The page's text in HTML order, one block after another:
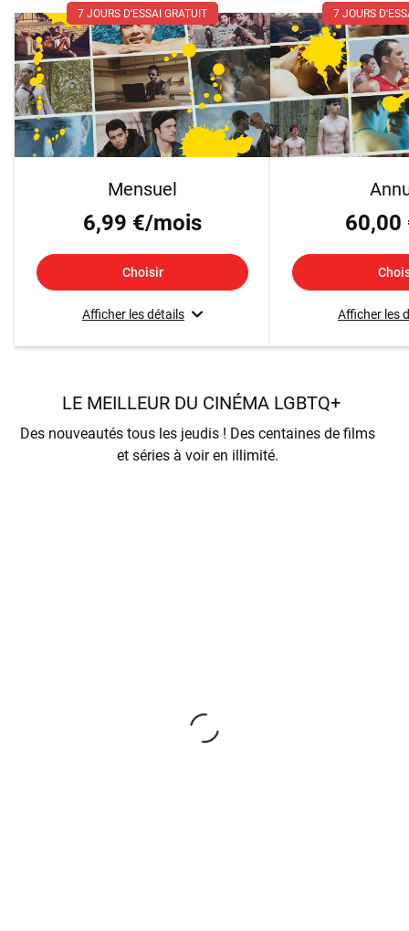
7 JOURS D'ESSAI GRATUIT
Mensuel
6,99 €/mois
Choisir
Afficher les détails
7 JOURS
60,00
Afficher les
LE MEILLEUR DU CINÉMA LGBTQ+
Des nouveautés tous les jeudis ! Des centaines de films
et séries à voir en illimité.